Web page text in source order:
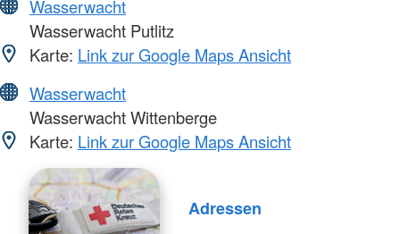
Wasserwacht
Wasserwacht Putlitz
Karte: Link zur Google Maps Ansicht
Wasserwacht
Wasserwacht Wittenberge
Karte: Link zur Google Maps Ansicht
Adressen